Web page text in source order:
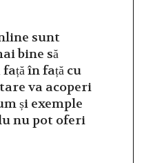
sunt
bine să
în față cu
va acoperi
și exemple
nu pot oferi